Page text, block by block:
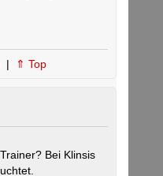
| ⇑ Top
Bei Klinsis